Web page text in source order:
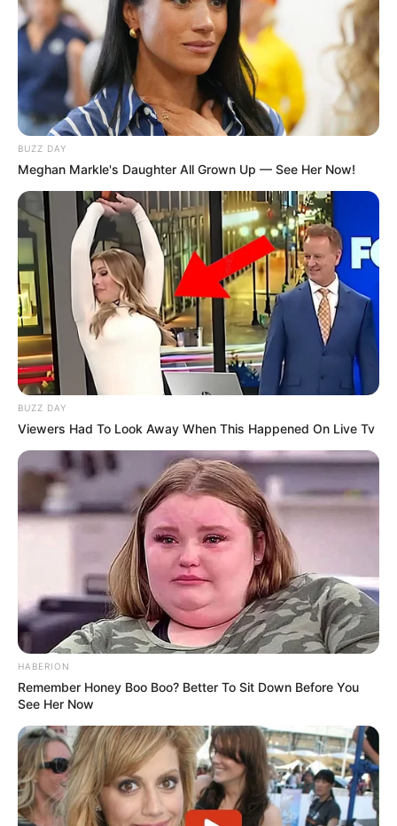
BUZZ DAY
Meghan Markle's Daughter All Grown Up — See Her Now!
BUZZ DAY
Viewers Had To Look Away When This Happened On Live Tv
HABERION
Remember Honey Boo Boo? Better To Sit Down Before You
See Her Now